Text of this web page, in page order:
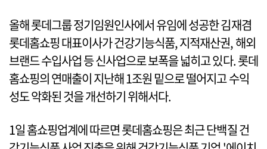
올해 롯데그룹 정기임원인사에서 유임에 성공한 김재겸
롯데홈쇼핑 대표이사가 건강기능식품, 지적재산권, 해외
브랜드 수입사업 등 신사업으로 보폭을 넓히고 있다. 롯데
홈쇼핑의 연매출이 지난해 1조원 밑으로 떨어지고 수익
성도 악화된 것을 개선하기 위해서다.
1일 홈쇼핑업계에 따르면 롯데홈쇼핑은 최근 단백질 건